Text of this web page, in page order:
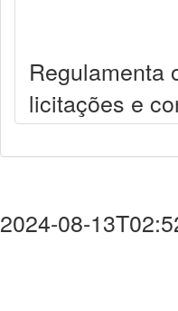
Regulamenta
licitações e
2024-08-